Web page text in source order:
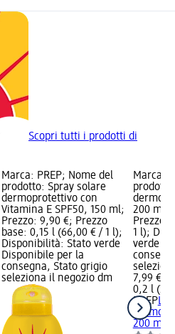
Scopri tutti i prodotti di
Marca: PREP; Nome del
prodotto: Spray solare
dermoprotettivo con
Vitamina E SPF50, 150 ml;
Prezzo: 9,90 €; Prezzo
base: 0,15 l (66,00 € / 1 l);
Disponibilità: Stato verde
Disponibile per la
consegna, Stato grigio
seleziona il negozio dm
Marca:
200 ml;
Prezzo
1 l);
verde
7,99 €
0,2 l
PREP
200 ml